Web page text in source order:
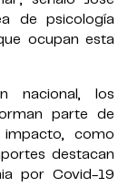
de psicología
ocupan esta
nacional, los
parte de
como
destacan
por Covid-19